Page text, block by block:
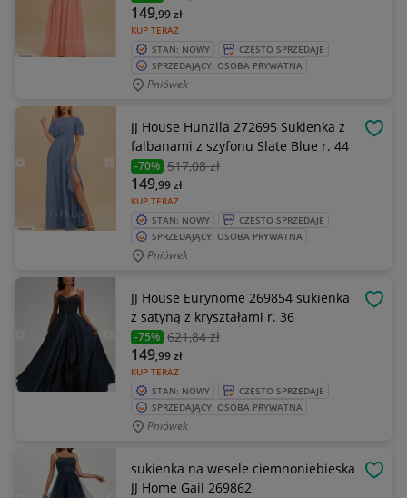
KUP TERAZ
149,99zł
STAN: NOWY
CZĘSTO SPRZEDAJE
SPRZEDAJĄCY: OSOBA PRYWATNA
Pniówek
JJ House Hunzila 272695 Sukienka z
falbanami z szyfonu Slate Blue r. 44
-70% 517,08 zł
KUP TERAZ
149,99zł
STAN: NOWY
CZĘSTO SPRZEDAJE
SPRZEDAJĄCY: OSOBA PRYWATNA
Pniówek
JJ House Eurynome 269854 sukienka
z satyną z kryształami r. 36
-75% 621,84 zł
KUP TERAZ
149,99zł
STAN: NOWY
CZĘSTO SPRZEDAJE
SPRZEDAJĄCY: OSOBA PRYWATNA
Pniówek
sukienka na wesele ciemnoniebieska
JJ Home Gail 269862